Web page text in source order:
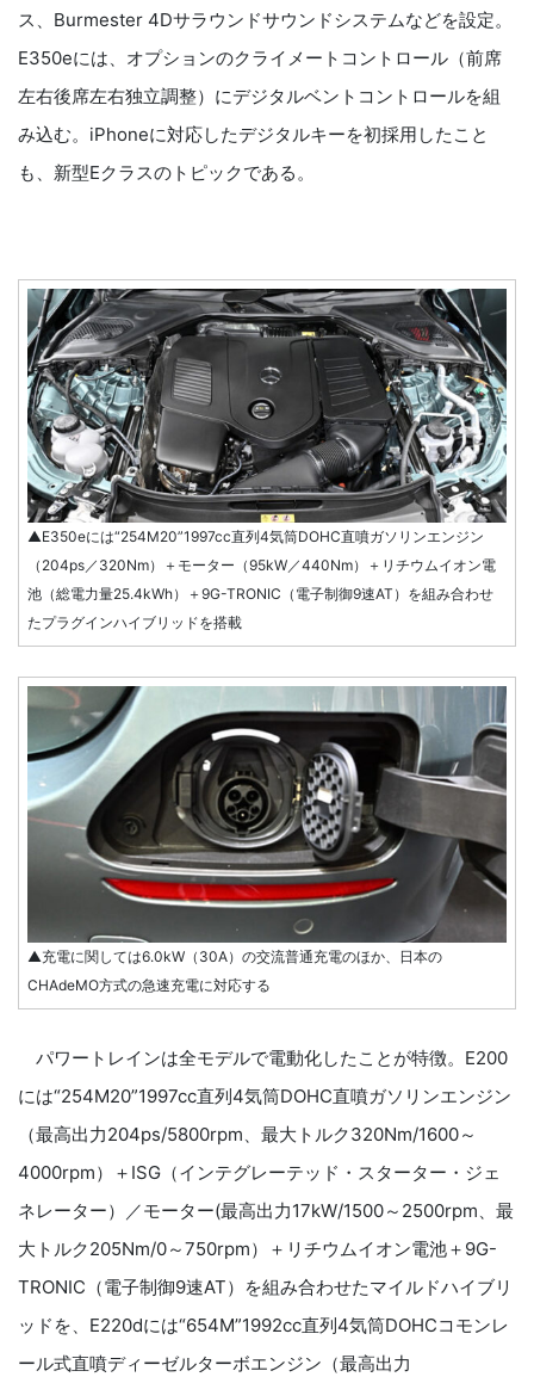
ス、Burmester 4Dサラウンドサウンドシステムなどを設定。
E350eには、オプションのクライメートコントロール（前席
左右後席左右独立調整）にデジタルベントコントロールを組
み込む。iPhoneに対応したデジタルキーを初採用したこと
も、新型Eクラスのトピックである。
▲E350eには“254M20”1997cc直列4気筒DOHC直噴ガソリンエンジン
（204ps／320Nm）＋モーター（95kW／440Nm）＋リチウムイオン電
池（総電力量25.4kWh）＋9G-TRONIC（電子制御9速AT）を組み合わせ
たプラグインハイブリッドを搭載
▲充電に関しては6.0kW（30A）の交流普通充電のほか、日本の
CHAdeMO方式の急速充電に対応する
パワートレインは全モデルで電動化したことが特徴。E200
には“254M20”1997cc直列4気筒DOHC直噴ガソリンエンジン
（最高出力204ps/5800rpm、最大トルク320Nm/1600～
4000rpm）＋ISG（インテグレーテッド・スターター・ジェ
ネレーター）／モーター(最高出力17kW/1500～2500rpm、最
大トルク205Nm/0～750rpm）＋リチウムイオン電池＋9G-
TRONIC（電子制御9速AT）を組み合わせたマイルドハイブリ
ッドを、E220dには“654M”1992cc直列4気筒DOHCコモンレ
ール式直噴ディーゼルターボエンジン（最高出力